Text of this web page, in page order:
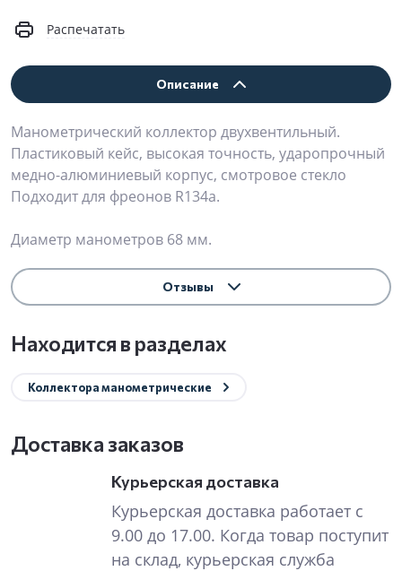
Распечатать
Описание
Манометрический коллектор двухвентильный.
Пластиковый кейс, высокая точность, ударопрочный
медно-алюминиевый корпус, смотровое стекло
Подходит для фреонов R134a.
Диаметр манометров 68 мм.
Отзывы
Находится в разделах
Коллектора манометрические
Доставка заказов
Курьерская доставка
Курьерская доставка работает с
9.00 до 17.00. Когда товар поступит
на склад, курьерская служба